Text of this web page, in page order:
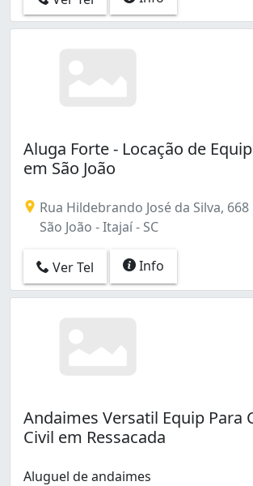
Aluga Forte - Locação de
em São João
Rua Hildebrando José da Silva, 668
São João - Itajaí - SC
Ver Tel Info
Andaimes Versatil Equip Para
Civil em Ressacada
Aluguel de andaimes